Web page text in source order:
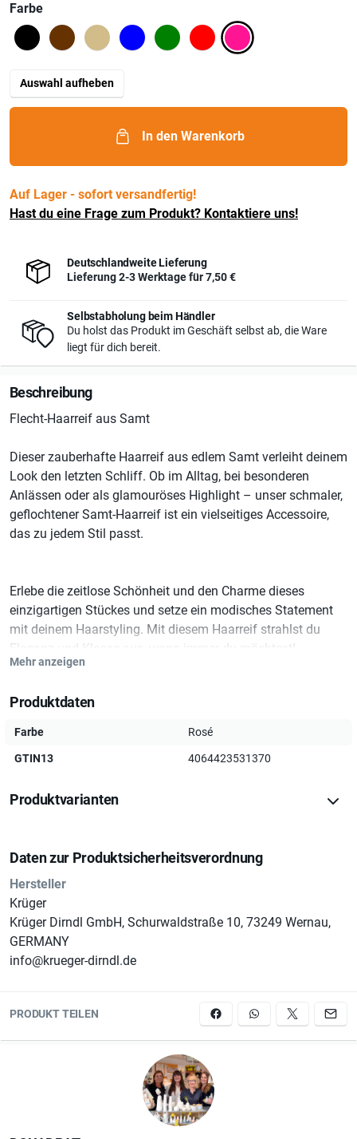
Farbe
Auswahl aufheben
In den Warenkorb
Auf Lager - sofort versandfertig!
Hast du eine Frage zum Produkt? Kontaktiere uns!
Deutschlandweite Lieferung
Lieferung 2-3 Werktage für7,50 €
Selbstabholung beim Händler
Du holst das Produkt im Geschäft selbst ab, die Ware
liegt für dich bereit.
Beschreibung
Flecht-Haarreif aus Samt
Dieser zauberhafte Haarreif aus edlem Samt verleiht deinem
Look den letzten Schliff. Ob im Alltag, bei besonderen
Anlässen oder als glamouröses Highlight – unser schmaler,
geflochtener Samt-Haarreif ist ein vielseitiges Accessoire,
das zu jedem Stil passt.
Erlebe die zeitlose Schönheit und den Charme dieses
einzigartigen Stückes und setze ein modisches Statement
mit deinem Haarstyling. Mit diesem Haarreif strahlst du
Eleganz und Klasse aus, wann immer du möchtest!
Material/Details
• Haarreif / Samt geflochten: ca. 3 cm breit • Dekor:
100 % Polyester • in verschiedenen Farben erhältlich • mit
Eigenschaften • hochwertige Verarbeitung • angenehmes
Tragegefühl. • Stirnband perfekt zur Trachten-Frisur und
Outfit fürs Oktoberfest, Wiesn und Volksfeste
Mehr anzeigen
Produktdaten
Farbe Rosé
GTIN13 4064423531370
Produktvarianten
Daten zur Produktsicherheitsverordnung
Hersteller
Krüger
Krüger Dirndl GmbH, Schurwaldstraße 10, 73249 Wernau,
GERMANY
info@krueger-dirndl.de
PRODUKT TEILEN